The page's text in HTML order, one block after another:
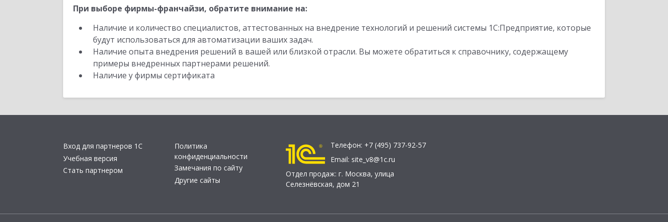
При выборе фирмы-франчайзи, обратите внимание на:
Наличие и количество специалистов, аттестованных на внедрение технологий и решений системы 1С:Предприятие, которые
будут использоваться для автоматизации ваших задач.
Наличие опыта внедрения решений в вашей или близкой отрасли. Вы можете обратиться к справочнику, содержащему
примеры внедренных партнерами решений.
Наличие у фирмы сертификата
Вход для партнеров 1С
Учебная версия
Стать партнером
Политика
конфиденциальности
Замечания по сайту
Другие сайты
Телефон: +7 (495) 737-92-57
Email: site_v8@1c.ru
Отдел продаж: г. Москва, улица
Селезнёвская, дом 21